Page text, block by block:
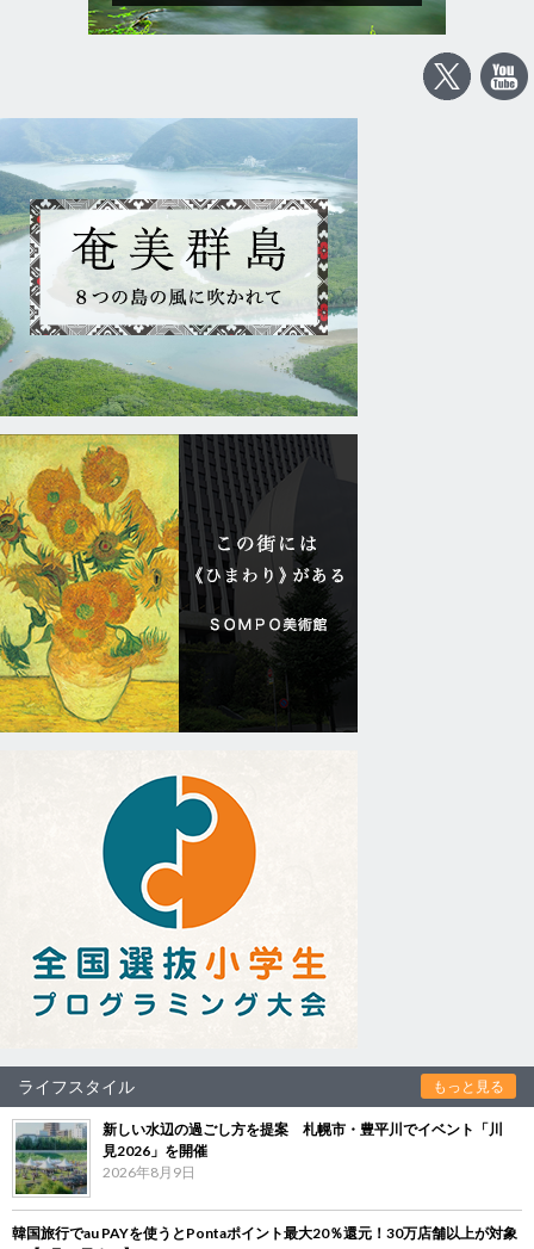
ライフスタイル もっと見る
新しい水辺の過ごし方を提案 札幌市・豊平川でイベント「川
見2026」を開催
2026年8月9日
韓国旅行でau PAYを使うとPontaポイント最大20％還元！30万店舗以上が対象